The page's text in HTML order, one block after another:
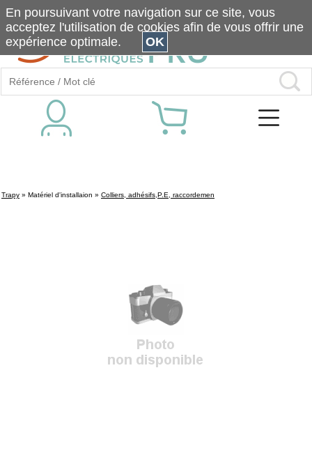
Trapy » Matériel d'installaion » Colliers, adhésifs,P.E, raccordemen
En poursuivant votre navigation sur ce site, vous
acceptez l'utilisation de cookies afin de vous offrir une
expérience optimale.
OK